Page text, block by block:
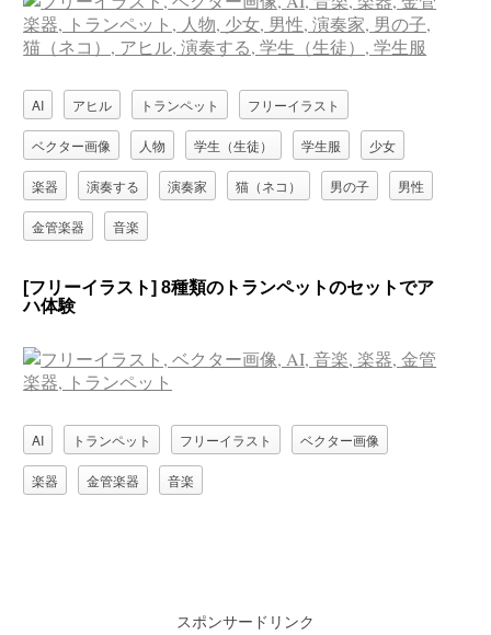
AI アヒル トランペット フリーイラスト
ベクター画像 人物 学生（生徒） 学生服 少女
楽器 演奏する 演奏家 猫（ネコ） 男の子 男性
金管楽器 音楽
[フリーイラスト] 8種類のトランペットのセットでア
ハ体験
AI トランペット フリーイラスト ベクター画像
楽器 金管楽器 音楽
スポンサードリンク